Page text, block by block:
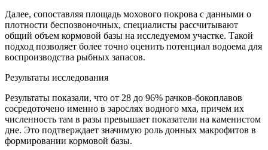
Далее, сопоставляя площадь мохового покрова с данными о
плотности беспозвоночных, специалисты рассчитывают
общий объем кормовой базы на исследуемом участке. Такой
подход позволяет более точно оценить потенциал водоема для
воспроизводства рыбных запасов.
Результаты исследования
Результаты показали, что от 28 до 96% рачков-бокоплавов
сосредоточено именно в зарослях водного мха, причем их
численность там в разы превышает показатели на каменистом
дне. Это подтверждает значимую роль донных макрофитов в
формировании кормовой базы.